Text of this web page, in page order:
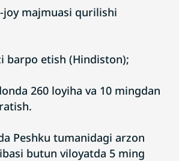
majmuasi qurilishi
barpo etish (Hindiston);
260 loyiha va 10 mingdan
Peshku tumanidagi arzon
butun viloyatda 5 ming